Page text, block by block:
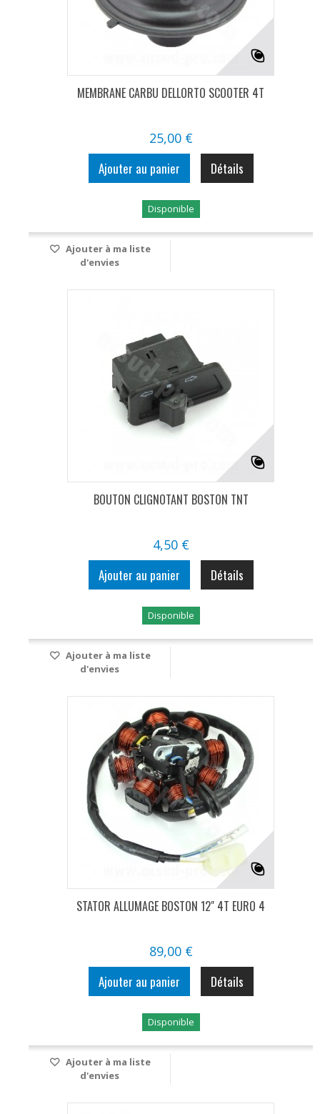
MEMBRANE CARBU DELLORTO SCOOTER 4T
25,00 €
Ajouter au panier Détails
Disponible
Ajouter à ma liste
d'envies
BOUTON CLIGNOTANT BOSTON TNT
4,50 €
Ajouter au panier Détails
Disponible
Ajouter à ma liste
d'envies
STATOR ALLUMAGE BOSTON 12" 4T EURO 4
89,00 €
Ajouter au panier Détails
Disponible
Ajouter à ma liste
d'envies